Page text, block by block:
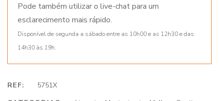
Pode também utilizar o live-chat para um
esclarecimento mais rápido.
Disponível de segunda a sábado entre as 10h00 e as 12h30 e das
14h30 às 19h.
REF:
5751X